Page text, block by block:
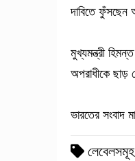
দাবিতে
মুখ্যমন্ত্রী
অপরাধীকে ছাড়
ভারতের সংবাদ